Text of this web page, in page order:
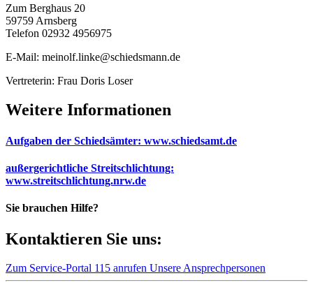
Zum Berghaus 20
59759 Arnsberg
Telefon 02932 4956975
E-Mail: meinolf.linke@schiedsmann.de
Vertreterin: Frau Doris Loser
Weitere Informationen
Aufgaben der Schiedsämter: www.schiedsamt.de
außergerichtliche Streitschlichtung:
www.streitschlichtung.nrw.de
Sie brauchen Hilfe?
Kontaktieren Sie uns:
Zum Service-Portal 115 anrufen Unsere Ansprechpersonen